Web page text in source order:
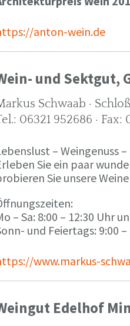
anton-wein.de
und Sektgut,
Schwaab ·
06321 952686 ·
– Weingenuss
Sie ein paar
Sie unsere
– Sa: 8:00 – 12:30 Uhr
und Feiertags: 9:00 –
www.markus-
Edelhof